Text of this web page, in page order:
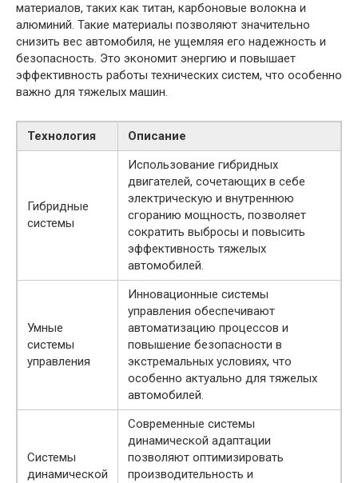
материалов, таких как титан, карбоновые волокна и
алюминий. Такие материалы позволяют значительно
снизить вес автомобиля, не ущемляя его надежность и
безопасность. Это экономит энергию и повышает
эффективность работы технических систем, что особенно
важно для тяжелых машин.
Технология Описание
Гибридные
системы
Использование гибридных
двигателей, сочетающих в себе
электрическую и внутреннюю
сгоранию мощность, позволяет
сократить выбросы и повысить
эффективность тяжелых
автомобилей.
Умные
системы
управления
Инновационные системы
управления обеспечивают
автоматизацию процессов и
повышение безопасности в
экстремальных условиях, что
особенно актуально для тяжелых
автомобилей.
Системы
динамической
Современные системы
динамической адаптации
позволяют оптимизировать
производительность и